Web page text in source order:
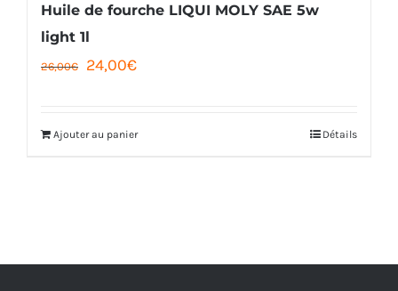
Huile de fourche LIQUI MOLY SAE 5w
light 1l
26,00 €
Le
était :
24,00€Le
Ajouter au panier Détails